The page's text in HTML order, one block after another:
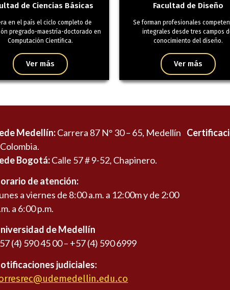
de Ciencias Básicas
en el país el ciclo completo de
pregrado-maestría-doctorado en
Computación Científica.
Ver más
Facultad de Diseño
Se forman profesionales
integrales desde tres campos
conocimiento del diseño.
Ver más
Medellín:Carrera 87 N° 30 – 65, Medellín
Bogotá:Calle 57 # 9-52, Chapinero.
de atención:
a viernes de 8:00 a.m. a 12:00m y de 2:00
a 6:00 p.m.
de Medellín
(4) 590 45 00 – +57 (4) 590 6999
judiciales: